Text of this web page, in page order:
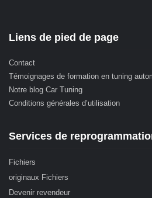
Liens de pied de page
Contact
Témoignages de formation en tuning
Notre blog Car Tuning
Conditions générales d’utilisation
Services de
Fichiers
originaux Fichiers
Devenir revendeur